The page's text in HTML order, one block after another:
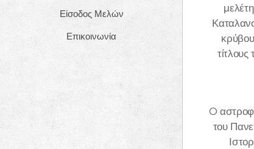
Είσοδος Μελών
Επικοινωνία
O
του